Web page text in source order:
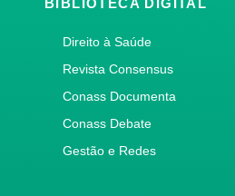
Direito à Saúde
Revista Consensus
Conass Documenta
Conass Debate
Gestão e Redes